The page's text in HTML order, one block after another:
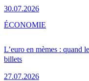
30.07.2026
L’euro en mèmes : quand
billets
27.07.2026
ÉCONOMIE